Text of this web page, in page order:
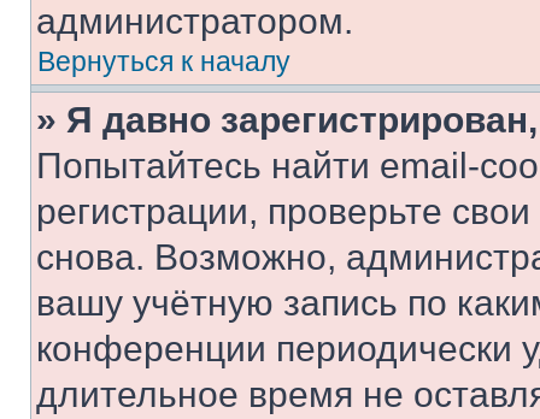
администратором.
Вернуться к началу
» Я давно
Попытайтесь найти email-
регистрации, проверьте
снова. Возможно,
вашу учётную запись по
конференции периодически
длительное время не